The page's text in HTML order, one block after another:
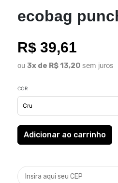
ecobag
R$ 39,61
ou 3x de R$ 13,20 sem juros
COR